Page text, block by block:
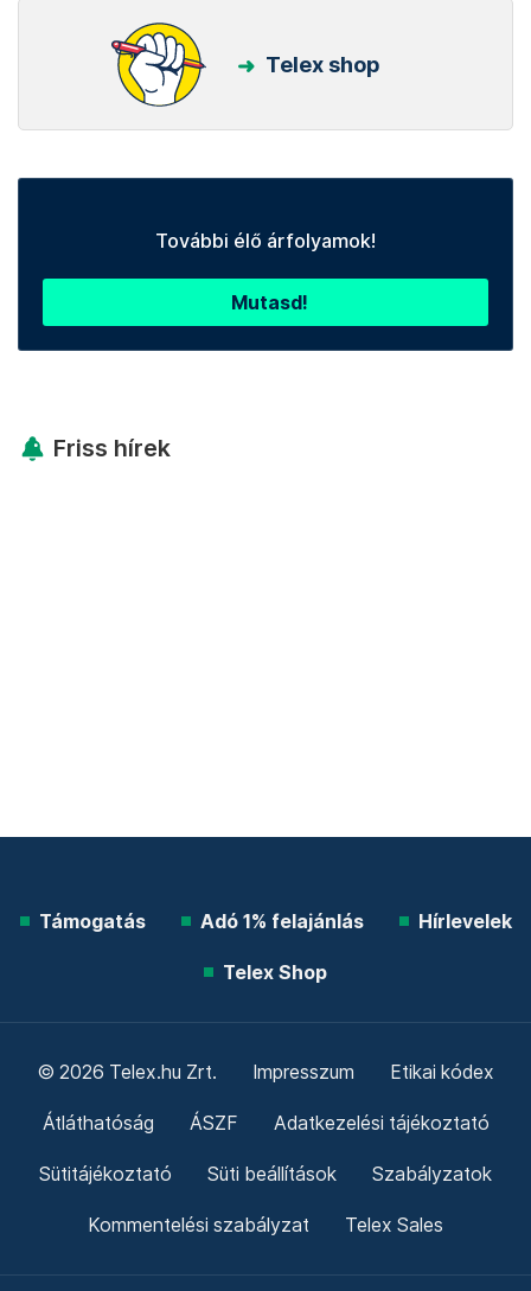
Telex shop
További élő árfolyamok!
Mutasd!
Friss hírek
Támogatás Adó 1% felajánlás Hírlevelek
Telex Shop
© 2026 Telex.hu Zrt. Impresszum Etikai kódex
Átláthatóság ÁSZF Adatkezelési tájékoztató
Sütitájékoztató Süti beállítások Szabályzatok
Kommentelési szabályzat Telex Sales